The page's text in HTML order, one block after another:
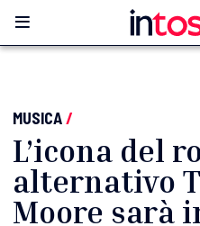
MUSICA/
L’icona del
alternativo
Moore sarà